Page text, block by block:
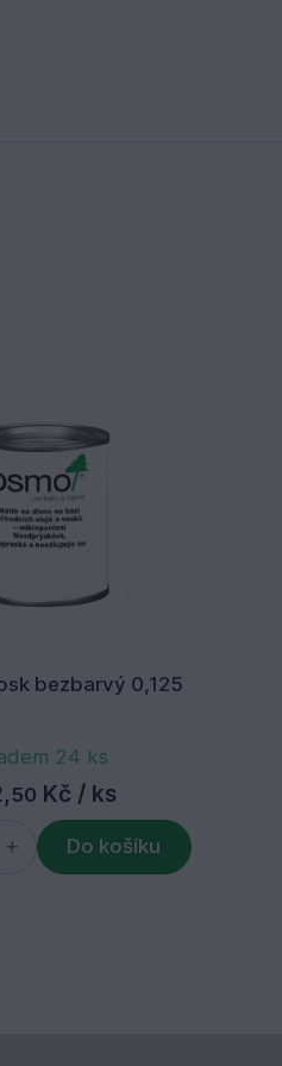
bezbarvý 0,125
24 ks
50 Kč / ks
Do košíku